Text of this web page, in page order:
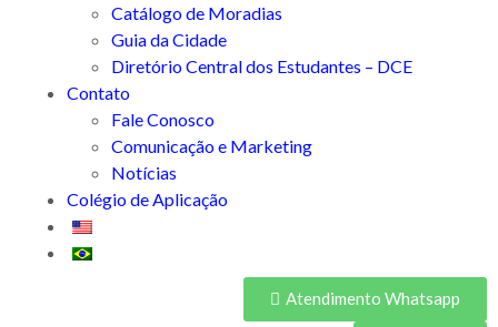
Catálogo de Moradias
Guia da Cidade
Diretório Central dos Estudantes – DCE
Contato
Fale Conosco
Comunicação e Marketing
Notícias
Colégio de Aplicação
Atendimento Whatsapp